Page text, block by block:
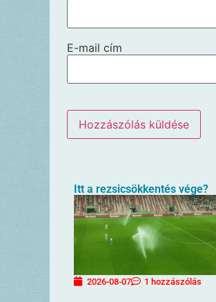
E-mail cím
Itt a rezsicsökkentés vége?
2026-08-07 1 hozzászólás